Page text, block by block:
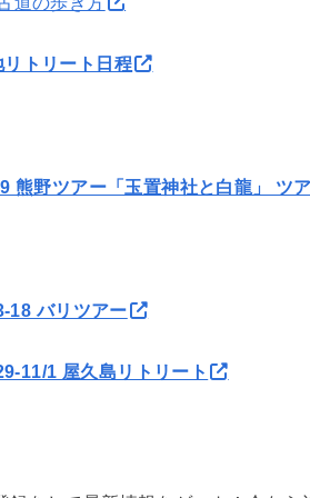
トリート日程
熊野ツアー「玉置神社と白龍」 ツ
18 バリツアー
11/1 屋久島リトリート